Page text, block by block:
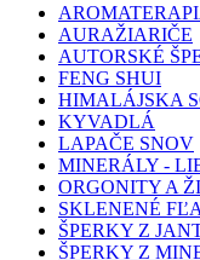
AURAŽIARIČE
AUTORSKÉ
FENG SHUI
HIMALÁJSKA
KYVADLÁ
LAPAČE SNOV
MINERÁLY -
ORGONITY A
SKLENENÉ
ŠPERKY Z
ŠPERKY Z